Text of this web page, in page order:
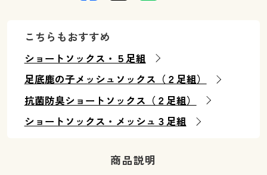
こちらもおすすめ
ショートソックス・５足組
足底鹿の子メッシュソックス（２足組）
抗菌防臭ショートソックス（２足組）
ショートソックス・メッシュ３足組
商品説明